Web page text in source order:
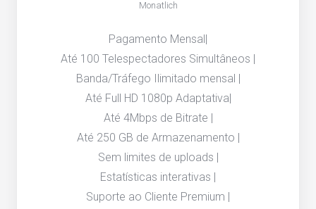
Monatlich
Pagamento Mensal|
Até 100 Telespectadores Simultâneos |
Banda/Tráfego Ilimitado mensal |
Até Full HD 1080p Adaptativa|
Até 4Mbps de Bitrate |
Até 250 GB de Armazenamento |
Sem limites de uploads |
Estatísticas interativas |
Suporte ao Cliente Premium |